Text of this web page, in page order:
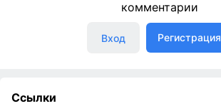
комментарии
Вход Регистрация
Ссылки